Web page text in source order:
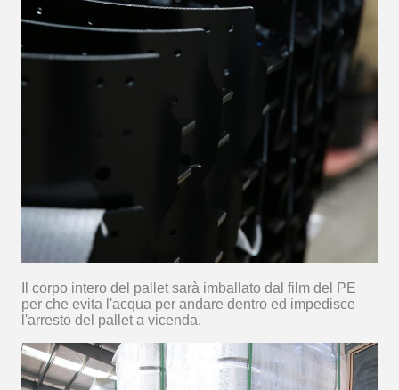
Il corpo intero del pallet sarà imballato dal film del PE
per che evita l'acqua per andare dentro ed impedisce
l'arresto del pallet a vicenda.